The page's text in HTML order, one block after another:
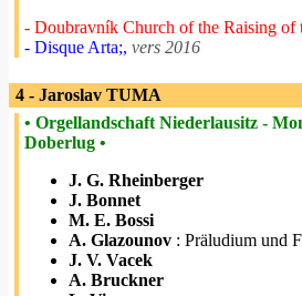
- Doubravník Church of the Raising
- Disque Arta;, vers 2016
4 - Jaroslav TUMA
• Orgellandschaft Niederlausitz -
Doberlug •
J. G. Rheinberger
J. Bonnet
M. E. Bossi
A. Glazounov : Präludium und
J. V. Vacek
A. Bruckner